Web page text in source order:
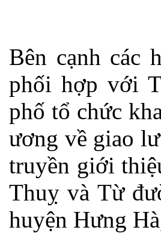
Bên cạnh các
phối hợp với
phố tổ chức
ương về giao
truyền giới
Thuỵ và Từ
huyện Hưng